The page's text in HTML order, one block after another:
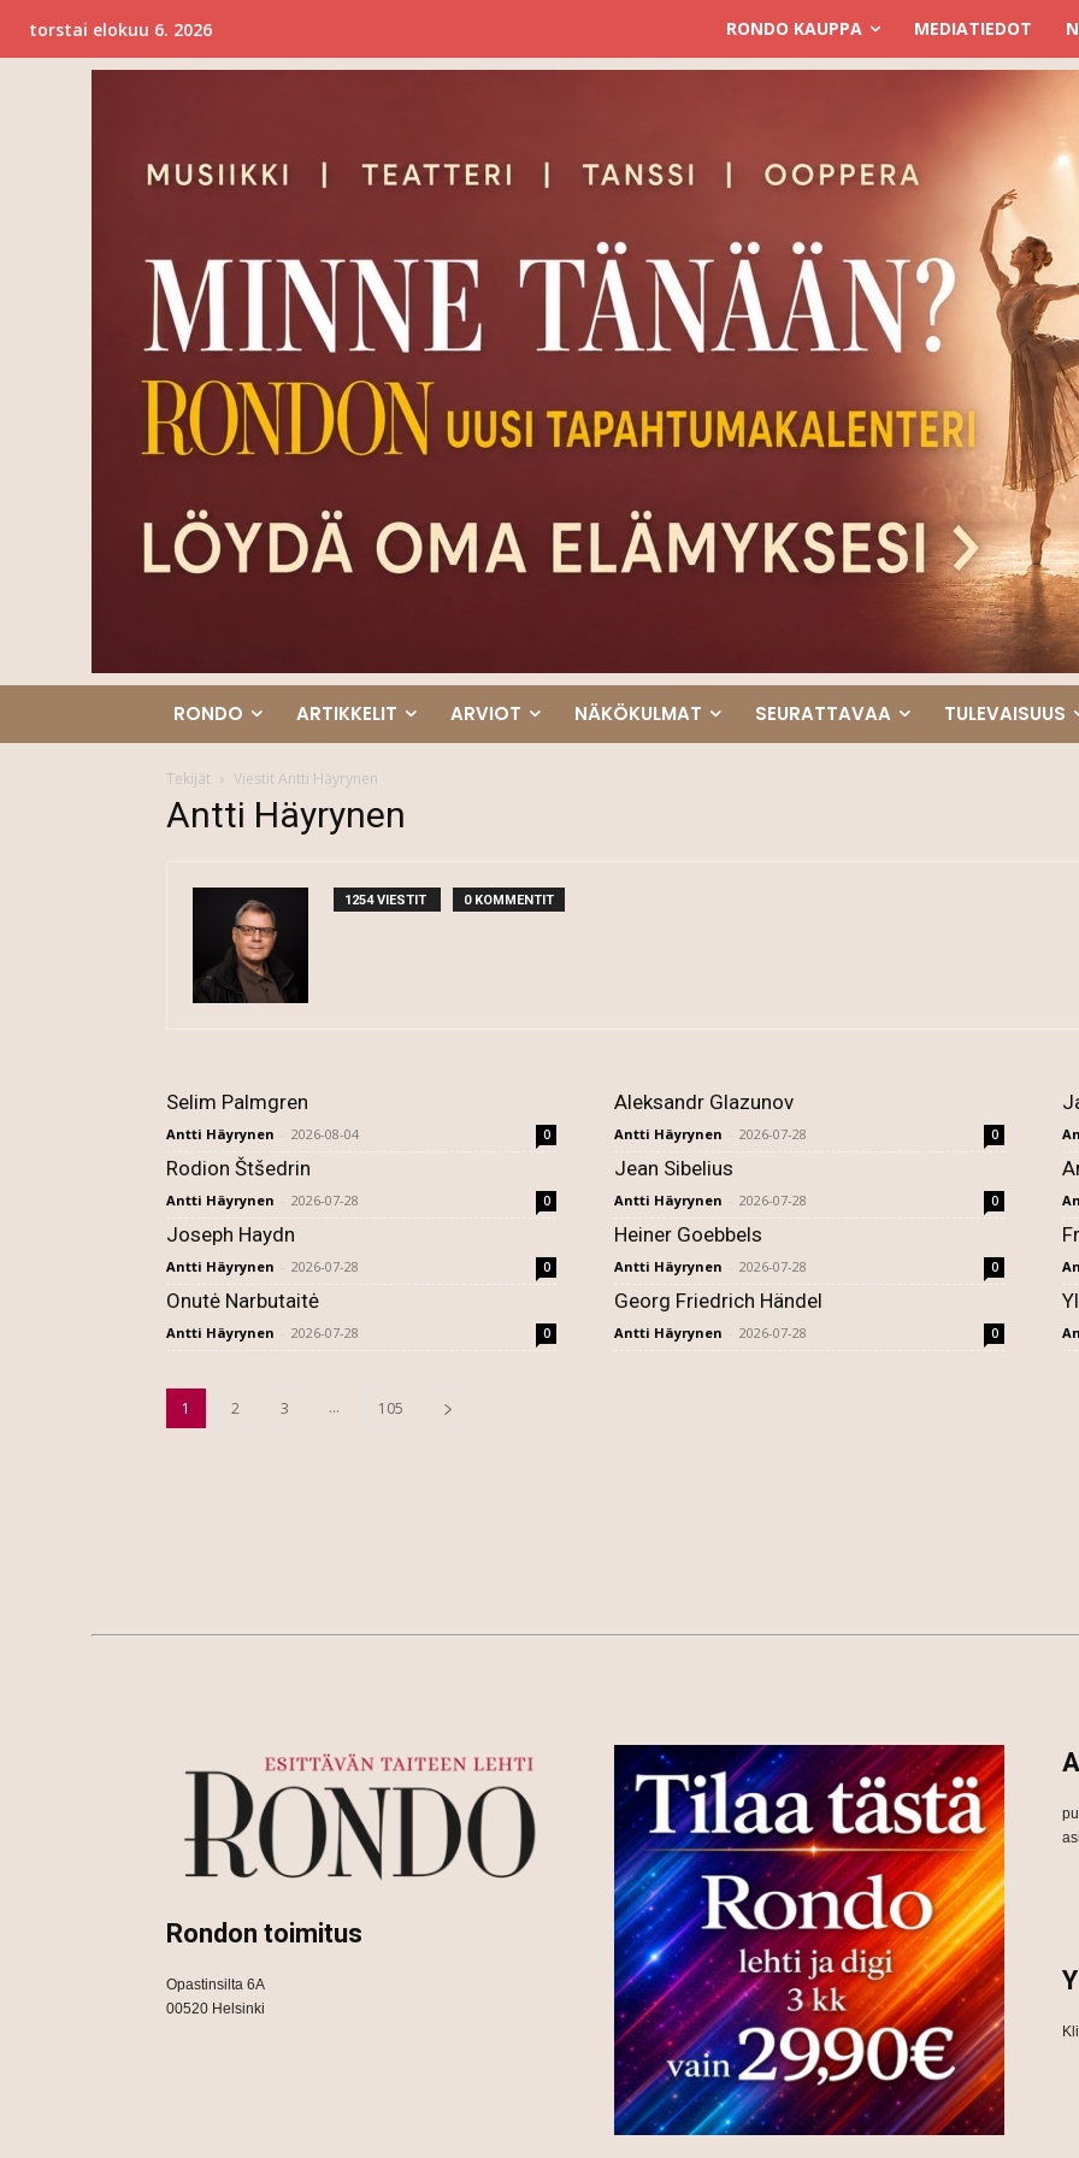
torstai elokuu 6. 2026 RONDO KAUPPA MEDIATIEDOT
RONDO ARTIKKELIT ARVIOT NÄKÖKULMAT SEURATTAVAA TULEVAISUUS
Tekijät Viestit Antti Häyrynen
Antti Häyrynen
1254 VIESTIT 0 KOMMENTIT
Selim Palmgren
Antti Häyrynen - 2026-08-04 0
Aleksandr Glazunov
Antti Häyrynen - 2026-07-28 0
Rodion Štšedrin
Antti Häyrynen - 2026-07-28 0
Jean Sibelius
Antti Häyrynen - 2026-07-28 0
Joseph Haydn
Antti Häyrynen - 2026-07-28 0
Heiner Goebbels
Antti Häyrynen - 2026-07-28 0
Onutė Narbutaitė
Antti Häyrynen - 2026-07-28 0
Georg Friedrich Händel
Antti Häyrynen - 2026-07-28 0
1 2 3 ... 105
Rondon toimitus
Opastinsilta 6A
00520 Helsinki